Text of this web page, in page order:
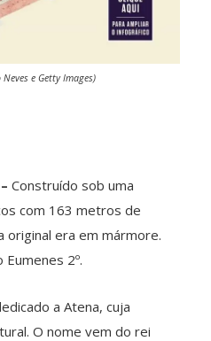
e Getty Images)
Construído sob uma
com 163 metros de
original era em mármore.
2º.
a Atena, cuja
O nome vem do rei